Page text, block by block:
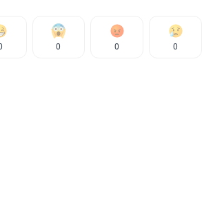
0 0 0